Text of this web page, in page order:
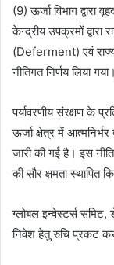
(9) ऊर्जा विभाग द्वारा
केन्द्रीय उपक्रमों द्वारा
(Deferment) एवं राज्य
नीतिगत निर्णय लिया गया।
पर्यावरणीय संरक्षण के
ऊर्जा क्षेत्र में
जारी की गई है। इस
की सौर क्षमता स्थापित
ग्लोबल इन्वेस्टर्स समिट,
निवेश हेतु रुचि प्रकट